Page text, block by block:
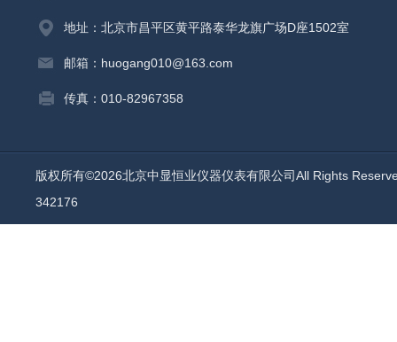
地址：北京市昌平区黄平路泰华龙旗广场D座1502室
邮箱：huogang010@163.com
传真：010-82967358
版权所有©2026北京中显恒业仪器仪表有限公司All Rights
342176